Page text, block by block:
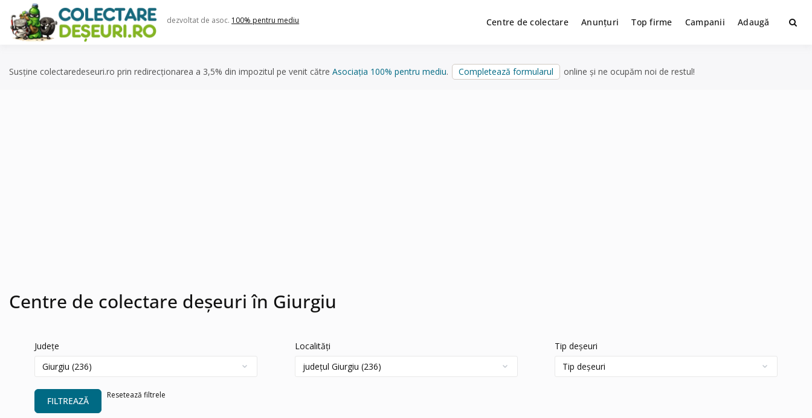
content
dezvoltat de asoc. 100% pentru mediu Centre de colectare Anunțuri Top firme Campanii Adaugă
Susține colectaredeseuri.ro prin redirecționarea a 3,5% din impozitul pe venit către Asociația 100% pentru mediu. Completează formularul online și ne ocupăm noi de restul!
Centre de colectare deșeuri în Giurgiu
Județe Localități Tip deșeuri
FILTREAZĂ
Resetează filtrele